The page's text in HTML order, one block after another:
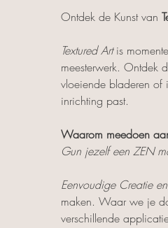
Ontdek de Kunst van
Textured Art is
meesterwerk. Ontdek
vloeiende bladeren of
inrichting past.
Waarom meedoen
Gun jezelf een ZEN
Eenvoudige Creatie
maken. Waar we je
verschillende